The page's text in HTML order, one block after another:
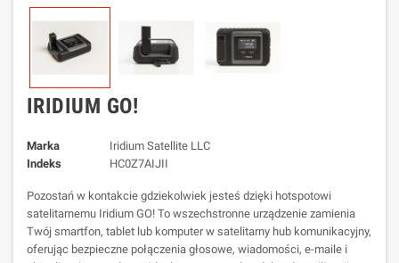
IRIDIUM GO!
Marka
Iridium Satellite LLC
Indeks
HC0Z7AIJII
Pozostań w kontakcie gdziekolwiek jesteś dzięki hotspotowi
satelitarnemu Iridium GO! To wszechstronne urządzenie zamienia
Twój smartfon, tablet lub komputer w satelitarny hub komunikacyjny,
oferując bezpieczne połączenia głosowe, wiadomości, e-maile i